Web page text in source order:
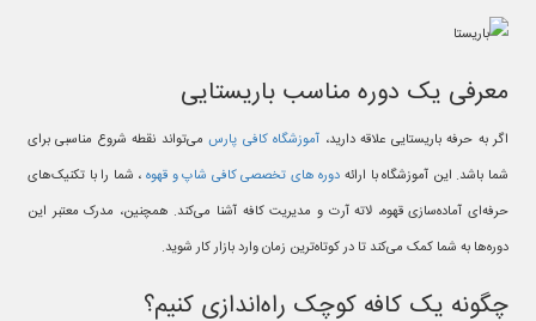
معرفی یک دوره مناسب باریستایی
اگر به حرفه باریستایی علاقه دارید، آموزشگاه کافی پارسمی‌تواند نقطه شروع مناسبی برای
شما باشد. این آموزشگاه با ارائه دوره‌ های تخصصی کافی شاپ و قهوه ، شما را با تکنیک‌های
حرفه‌ای آماده‌سازی قهوه، لاته آرت و مدیریت کافه آشنا می‌کند. همچنین، مدرک معتبر این
دوره‌ها به شما کمک می‌کند تا در کوتاه‌ترین زمان وارد بازار کار شوید.
چگونه یک کافه کوچک راه‌اندازی کنیم؟